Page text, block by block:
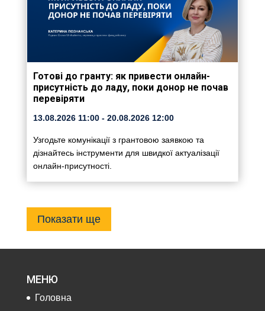
Готові до гранту: як привести онлайн-
присутність до ладу, поки донор не почав
перевіряти
13.08.202611:00- 20.08.202612:00
Узгодьте комунікації з грантовою заявкою та
дізнайтесь інструменти для швидкої актуалізації
онлайн-присутності.
Показати ще
МЕНЮ
Головна